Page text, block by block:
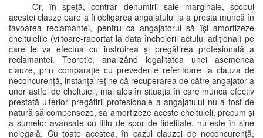
Or, în speţă, contrar denumirii sale marginale, scopul
acestei clauze pare a fi obligarea angajatului la a presta muncă în
favoarea reclamantei, pentru ca angajatorul să îşi amortizeze
cheltuielile (viitoare-raportat la data încheierii actului adiţional) pe
care le va efectua cu instruirea şi pregătirea profesională a
reclamantei. Teoretic, analizând legalitatea unei asemenea
clauze, prin comparaţie cu prevederile referitoare la clauza de
neconcurenţă, instanţa reţine că recuperarea de către angajator a
unor astfel de cheltuieli, mai ales în situaţia în care munca efectiv
prestată ulterior pregătirii profesionale a angajatului nu a fost de
natură să compenseze, să amortizeze aceste cheltuieli, precum şi
a sumelor avansate cu titlu de spor de fidelitate, nu este în sine
nelegală. Cu toate acestea, în cazul clauzei de neconcurenţă,